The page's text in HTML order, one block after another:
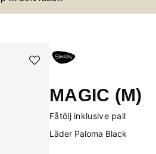
MAGIC (M)
Fåtölj inklusive pall
Läder Paloma Black